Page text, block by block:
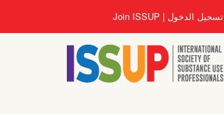
User
account
menu
تسجيل الدخول Join ISSUP